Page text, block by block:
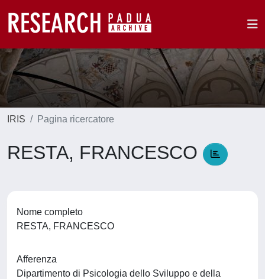
IRIS Pagina ricercatore
RESTA, FRANCESCO
Nome completo
RESTA, FRANCESCO
Afferenza
Dipartimento di Psicologia dello Sviluppo e della